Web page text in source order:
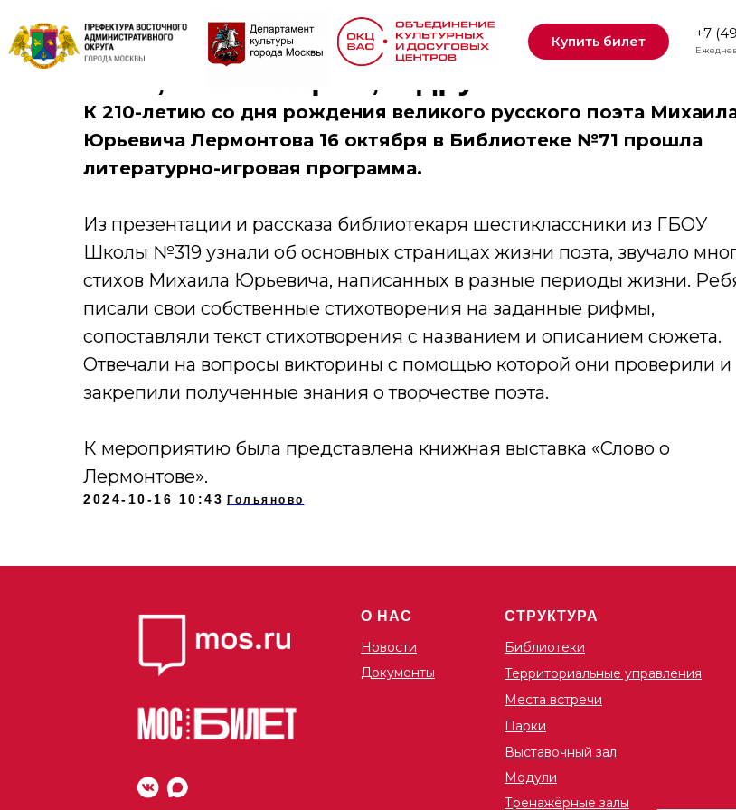
Купить билет +7
«Нет, я не Байрон, я другой»
К 210-летию со дня рождения великого русского поэта
Юрьевича Лермонтова 16 октября в Библиотеке №71 прошла
литературно-игровая программа.
Из презентации и рассказа библиотекаря шестиклассники из ГБОУ
Школы №319 узнали об основных страницах жизни поэта, звучало
стихов Михаила Юрьевича, написанных в разные периоды жизни.
писали свои собственные стихотворения на заданные рифмы,
сопоставляли текст стихотворения с названием и описанием сюжета.
Отвечали на вопросы викторины с помощью которой они проверили и
закрепили полученные знания о творчестве поэта.
К мероприятию была представлена книжная выставка «Слово о
Лермонтове».
2024-10-16 10:43 Гольяново
О НАС
Новости
Документы
СТРУКТУРА
Библиотеки
Территориальные управления
Места встречи
Парки
Выставочный зал
Модули
Тренажёрные залы